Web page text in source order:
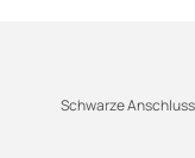
Schwarze